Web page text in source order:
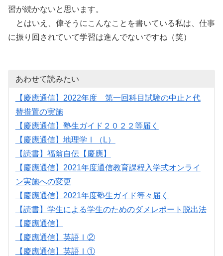
習が続かないと思います。
とはいえ、偉そうにこんなことを書いている私は、仕事
に振り回されていて学習は進んでないですね（笑）
あわせて読みたい
【慶應通信】2022年度 第一回科目試験の中止と代
替措置の実施
【慶應通信】塾生ガイド２０２２等届く
【慶應通信】地理学Ⅰ（L）
【読書】福翁自伝【慶應】
【慶應通信】2021年度通信教育課程入学式オンライ
ン実施への変更
【慶應通信】2021年度塾生ガイド等々届く
【読書】学生による学生のためのダメレポート脱出法
【慶應通信】
【慶應通信】英語Ⅰ②
【慶應通信】英語Ⅰ①